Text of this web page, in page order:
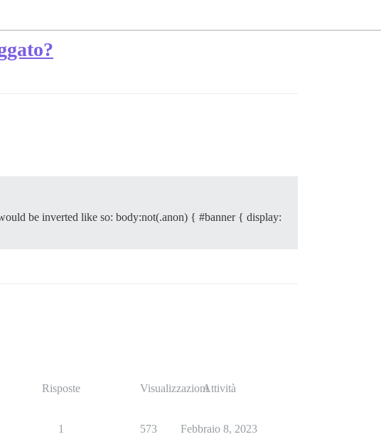
be inverted like so: body:not(.anon) { #banner { display:
Risposte VisualizzazioniAttività
1 573 Febbraio 8, 2023